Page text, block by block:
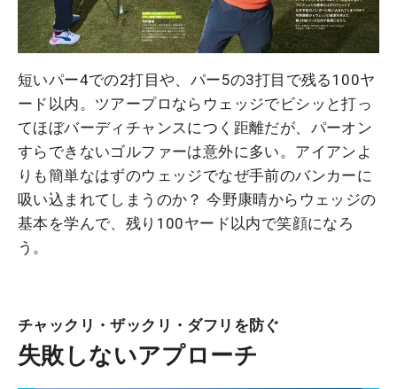
短いパー4での2打目や、パー5の3打目で残る100ヤ
ード以内。ツアープロならウェッジでビシッと打っ
てほぼバーディチャンスにつく距離だが、パーオン
すらできないゴルファーは意外に多い。アイアンよ
りも簡単なはずのウェッジでなぜ手前のバンカーに
吸い込まれてしまうのか？ 今野康晴からウェッジの
基本を学んで、残り100ヤード以内で笑顔になろ
う。
チャックリ・ザックリ・ダフリを防ぐ
失敗しないアプローチ